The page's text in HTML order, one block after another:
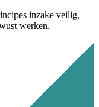
inzake veilig,
werken.